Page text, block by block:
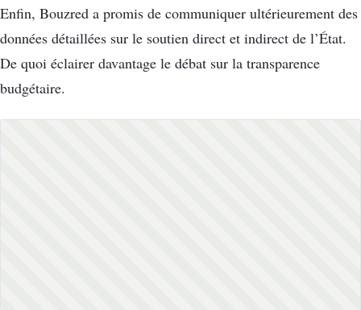
Enfin, Bouzred a promis de communiquer ultérieurement des
données détaillées sur le soutien direct et indirect de l’État.
De quoi éclairer davantage le débat sur la transparence
budgétaire.